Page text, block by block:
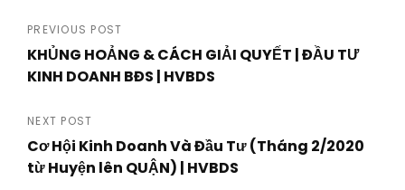
Post
navigation
PREVIOUS POST
KHỦNG HOẢNG & CÁCH GIẢI QUYẾT | ĐẦU TƯ
KINH DOANH BĐS | HVBDS
Post
NEXT POST
Cơ Hội Kinh Doanh Và Đầu Tư (Tháng 2/2020
từ Huyện lên QUẬN) | HVBDS